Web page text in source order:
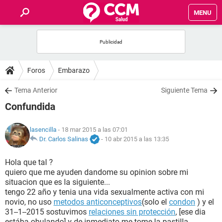
MENU
FOROS
SALUD
NUTRICIÓN
BIENESTAR
SEXUALIDAD
GLOSARIO
Foros Embarazo
Tema Anterior Siguiente Tema
Confundida
lasencilla - 18 mar 2015 a las 07:01
Dr. Carlos Salinas
- 10 abr 2015 a las 13:35
Hola que tal ?
quiero que me ayuden dandome su opinion sobre mi
situacion que es la siguiente...
tengo 22 año y tenia una vida sexualmente activa con mi
novio, no uso metodos anticonceptivos(solo el condon ) y el
31--1--2015 sostuvimos relaciones sin protección, [ese dia